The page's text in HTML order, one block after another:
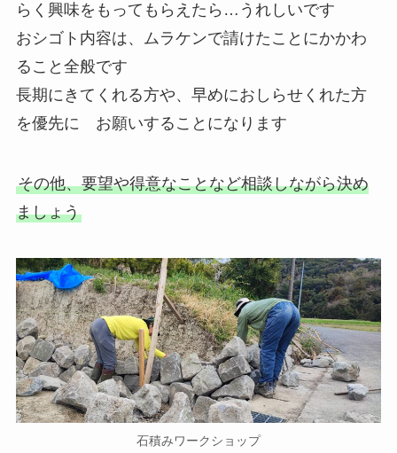
らく興味をもってもらえたら…うれしいです
おシゴト内容は、ムラケンで請けたことにかかわ
ること全般です
長期にきてくれる方や、早めにおしらせくれた方
を優先に お願いすることになります
その他、要望や得意なことなど相談しながら決め
ましょう
石積みワークショップ